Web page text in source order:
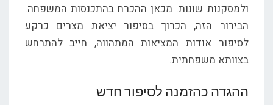
ולמסקנות שונות. מכאן ההכרח בהתכנסות המשפחה.
הבירור הזה, הכרוך בסיפור יציאת מצרים כרקע
לסיפור אודות המציאות המתהווה, חייב להתרחש
בצוותא משפחתית.
ההגדה כהזמנה לסיפור חדש